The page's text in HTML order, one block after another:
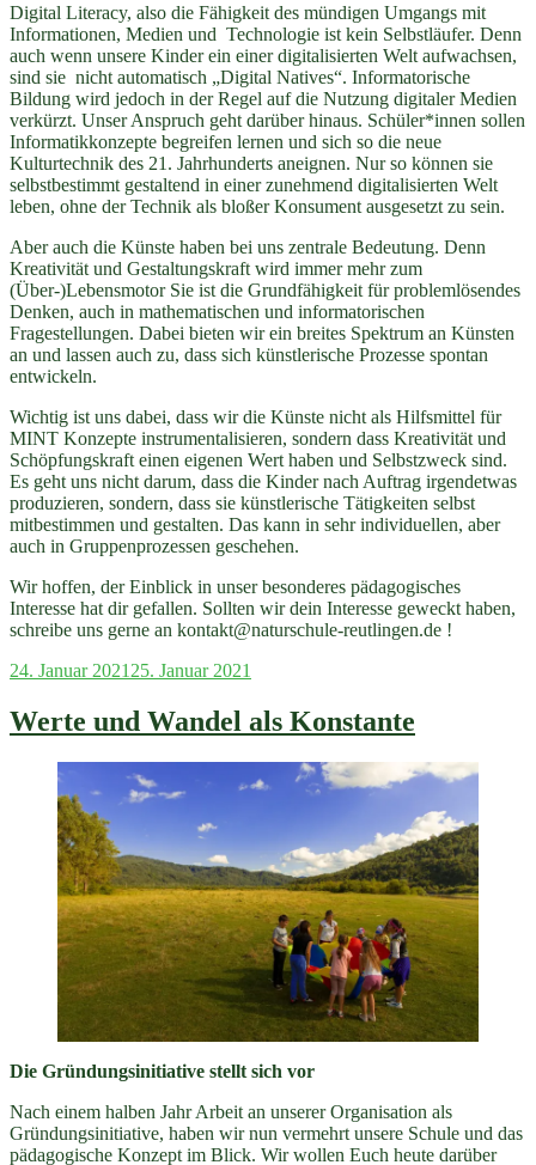
Digital Literacy, also die Fähigkeit des mündigen Umgangs mit
Informationen, Medien und Technologie ist kein Selbstläufer. Denn
auch wenn unsere Kinder ein einer digitalisierten Welt aufwachsen,
sind sie nicht automatisch „Digital Natives“. Informatorische
Bildung wird jedoch in der Regel auf die Nutzung digitaler Medien
verkürzt. Unser Anspruch geht darüber hinaus. Schüler*innen sollen
Informatikkonzepte begreifen lernen und sich so die neue
Kulturtechnik des 21. Jahrhunderts aneignen. Nur so können sie
selbstbestimmt gestaltend in einer zunehmend digitalisierten Welt
leben, ohne der Technik als bloßer Konsument ausgesetzt zu sein.
Aber auch die Künste haben bei uns zentrale Bedeutung. Denn
Kreativität und Gestaltungskraft wird immer mehr zum
(Über-)Lebensmotor Sie ist die Grundfähigkeit für problemlösendes
Denken, auch in mathematischen und informatorischen
Fragestellungen. Dabei bieten wir ein breites Spektrum an Künsten
an und lassen auch zu, dass sich künstlerische Prozesse spontan
entwickeln.
Wichtig ist uns dabei, dass wir die Künste nicht als Hilfsmittel für
MINT Konzepte instrumentalisieren, sondern dass Kreativität und
Schöpfungskraft einen eigenen Wert haben und Selbstzweck sind.
Es geht uns nicht darum, dass die Kinder nach Auftrag irgendetwas
produzieren, sondern, dass sie künstlerische Tätigkeiten selbst
mitbestimmen und gestalten. Das kann in sehr individuellen, aber
auch in Gruppenprozessen geschehen.
Wir hoffen, der Einblick in unser besonderes pädagogisches
Interesse hat dir gefallen. Sollten wir dein Interesse geweckt haben,
schreibe uns gerne an kontakt@naturschule-reutlingen.de !
Veröffentlicht
24. Januar 2021 25. Januar 2021
Werte und Wandel als Konstante
Die Gründungsinitiative stellt sich vor
Nach einem halben Jahr Arbeit an unserer Organisation als
Gründungsinitiative, haben wir nun vermehrt unsere Schule und das
pädagogische Konzept im Blick. Wir wollen Euch heute darüber